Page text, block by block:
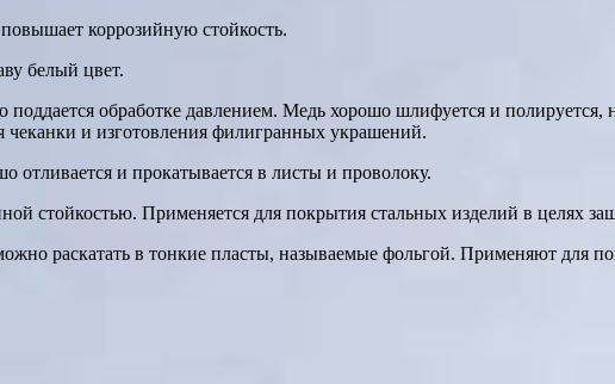
коррозийную стойкость.
белый цвет.
обработке давлением. Медь хорошо шлифуется и полируется,
чеканки и изготовления филигранных украшений.
и прокатывается в листы и проволоку.
стойкостью. Применяется для покрытия стальных изделий в целях
раскатать в тонкие пласты, называемые фольгой. Применяют для